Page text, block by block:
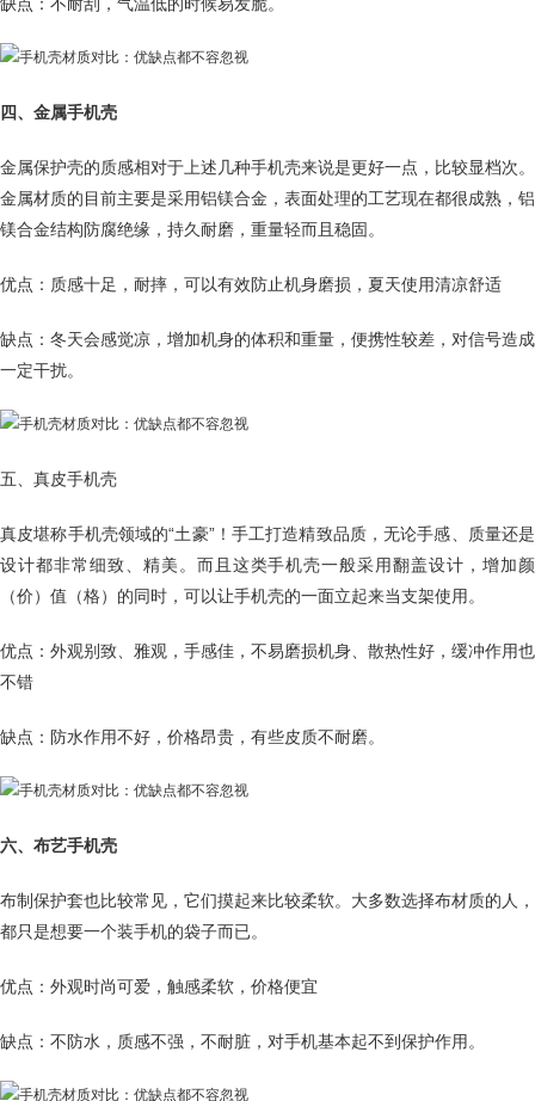
四、金属手机壳
金属保护壳的质感相对于上述几种手机壳来说是更好一点，比较显档次。
金属材质的目前主要是采用铝镁合金，表面处理的工艺现在都很成熟，铝
镁合金结构防腐绝缘，持久耐磨，重量轻而且稳固。
优点：质感十足，耐摔，可以有效防止机身磨损，夏天使用清凉舒适
缺点：冬天会感觉凉，增加机身的体积和重量，便携性较差，对信号造成
一定干扰。
五、真皮手机壳
真皮堪称手机壳领域的“土豪”！手工打造精致品质，无论手感、质量还是
设计都非常细致、精美。而且这类手机壳一般采用翻盖设计，增加颜
（价）值（格）的同时，可以让手机壳的一面立起来当支架使用。
优点：外观别致、雅观，手感佳，不易磨损机身、散热性好，缓冲作用也
不错
缺点：防水作用不好，价格昂贵，有些皮质不耐磨。
六、布艺手机壳
布制保护套也比较常见，它们摸起来比较柔软。大多数选择布材质的人，
都只是想要一个装手机的袋子而已。
优点：外观时尚可爱，触感柔软，价格便宜
缺点：不防水，质感不强，不耐脏，对手机基本起不到保护作用。